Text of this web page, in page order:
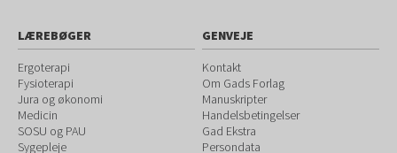
LÆREBØGER
Ergoterapi
Fysioterapi
Jura og økonomi
Medicin
SOSU og PAU
Sygepleje
GENVEJE
Kontakt
Om Gads Forlag
Manuskripter
Handelsbetingelser
Gad Ekstra
Persondata